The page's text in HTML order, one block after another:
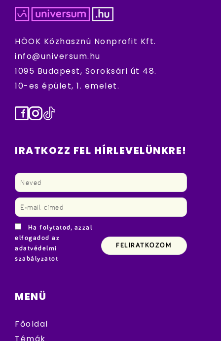
HÖOK Közhasznú Nonprofit Kft.
info@universum.hu
1095 Budapest, Soroksári út 48.
10-es épület, 1. emelet.
Facebook
Instagram
TikTok
IRATKOZZ FEL HÍRLEVELÜNKRE!
Ha folytatod, azzal
elfogadod az
adatvédelmi
szabályzatot
MENÜ
Főoldal